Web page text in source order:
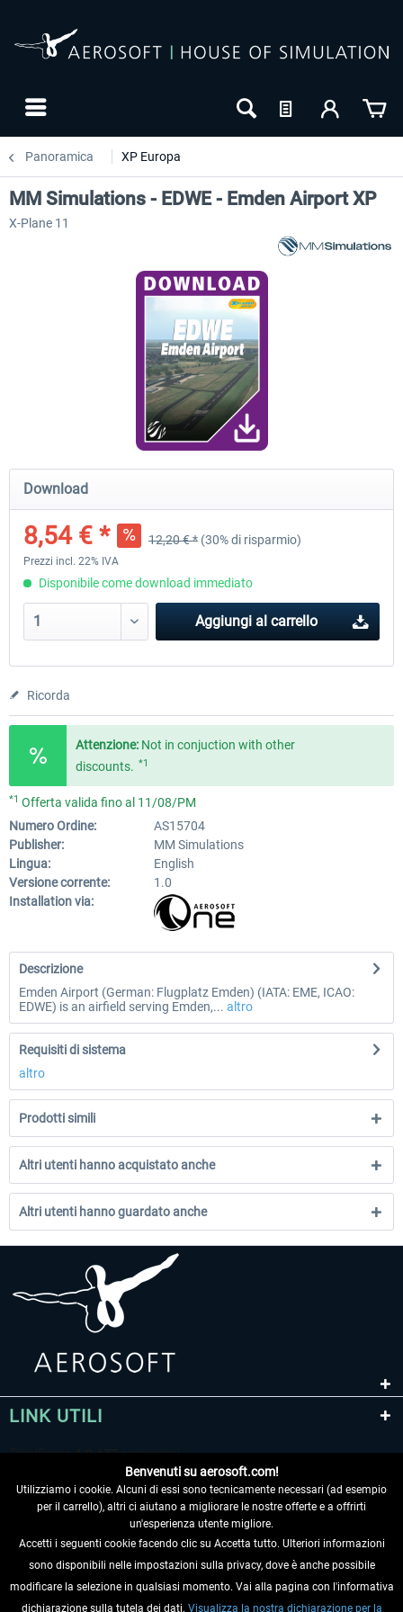
Panoramica XP Europa
Airport Berlin Brandenburg V2 XP
30,71 € *
Airport Zurich V2.0 XP
MM Simulations - EDWE - Emden Airport XP
X-Plane 11
Download
8,54 € * 12,20 € * (30% di risparmio)
Prezzi incl. 22% IVA
Disponibile come download immediato
Aggiungi al carrello
Ricorda
Attenzione: Not in conjuction with other
discounts. *1
*1 Offerta valida fino al 11/08/PM
Numero Ordine:
AS15704
Publisher:
MM Simulations
Lingua:
English
Versione corrente:
1.0
Installation via:
Descrizione
Emden Airport (German: Flugplatz Emden) (IATA: EME, ICAO:
EDWE) is an airfield serving Emden,... altro
Requisiti di sistema
altro
Prodotti simili
Altri utenti hanno acquistato anche
Altri utenti hanno guardato anche
LINK UTILI
RECEDERE DAL CONTRATTO
Benvenuti su aerosoft.com!
Utilizziamo i cookie. Alcuni di essi sono tecnicamente necessari (ad esempio
per il carrello), altri ci aiutano a migliorare le nostre offerte e a offrirti
un'esperienza utente migliore.
Accetti i seguenti cookie facendo clic su Accetta tutto. Ulteriori informazioni
sono disponibili nelle impostazioni sulla privacy, dove è anche possibile
modificare la selezione in qualsiasi momento. Vai alla pagina con l'informativa
dichiarazione sulla tutela dei dati. Visualizza la nostra dichiarazione per la